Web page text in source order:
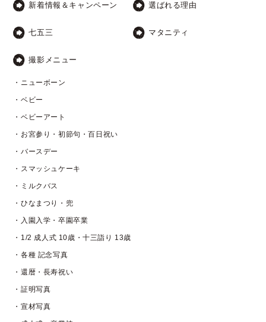
新着情報＆キャンペーン 選ばれる理由
七五三 マタニティ
撮影メニュー
・ニューボーン
・ベビー
・ベビーアート
・お宮参り・初節句・百日祝い
・バースデー
・スマッシュケーキ
・ミルクバス
・ひなまつり・兜
・入園入学・卒園卒業
・1/2 成人式 10歳・十三詣り 13歳
・各種 記念写真
・還暦・長寿祝い
・証明写真
・宣材写真